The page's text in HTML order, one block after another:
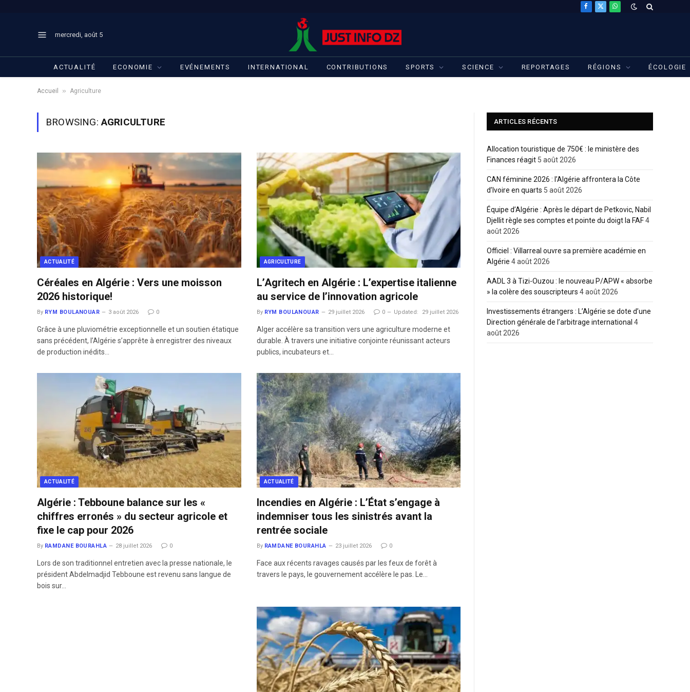
Facebook
X
WhatsApp
mercredi, août 5
ACTUALITÉ ECONOMIE EVÉNEMENTS INTERNATIONAL CONTRIBUTIONS SPORTS SCIENCE REPORTAGES RÉGIONS ÉCOLOGIE
Accueil » Agriculture
BROWSING:AGRICULTURE
ACTUALITÉ
Céréales en Algérie : Vers une moisson
2026 historique!
By RYM BOULANOUAR 3 août 2026 0
Grâce à une pluviométrie exceptionnelle et un soutien étatique
sans précédent, l’Algérie s’apprête à enregistrer des niveaux
de production inédits…
AGRICULTURE
L’Agritech en Algérie : L’expertise italienne
au service de l’innovation agricole
By RYM BOULANOUAR 29 juillet 2026 0 Updated: 29 juillet 2026
Alger accélère sa transition vers une agriculture moderne et
durable. À travers une initiative conjointe réunissant acteurs
publics, incubateurs et…
ACTUALITÉ
Algérie : Tebboune balance sur les «
chiffres erronés » du secteur agricole et
fixe le cap pour 2026
By RAMDANE BOURAHLA 28 juillet 2026 0
​Lors de son traditionnel entretien avec la presse nationale, le
président Abdelmadjid Tebboune est revenu sans langue de
bois sur…
ACTUALITÉ
Incendies en Algérie : L’État s’engage à
indemniser tous les sinistrés avant la
rentrée sociale
By RAMDANE BOURAHLA 23 juillet 2026 0
​Face aux récents ravages causés par les feux de forêt à
travers le pays, le gouvernement accélère le pas. Le…
ARTICLES RÉCENTS
Allocation touristique de 750€ : le ministère des
Finances réagit 5 août 2026
CAN féminine 2026 : l’Algérie affrontera la Côte
d’Ivoire en quarts 5 août 2026
Équipe d’Algérie : Après le départ de Petkovic, Nabil
Djellit règle ses comptes et pointe du doigt la FAF4
août 2026
Officiel : Villarreal ouvre sa première académie en
Algérie 4 août 2026
AADL 3 à Tizi-Ouzou : le nouveau P/APW « absorbe
» la colère des souscripteurs 4 août 2026
Investissements étrangers : L’Algérie se dote d’une
Direction générale de l’arbitrage international 4
août 2026